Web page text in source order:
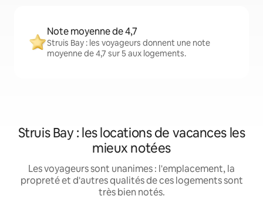
Note moyenne de 4,7
Struis Bay : les voyageurs donnent une note
moyenne de 4,7 sur 5 aux logements.
Struis Bay : les locations de vacances les
mieux notées
Les voyageurs sont unanimes : l'emplacement, la
propreté et d'autres qualités de ces logements sont
très bien notés.